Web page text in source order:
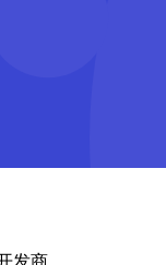
发商